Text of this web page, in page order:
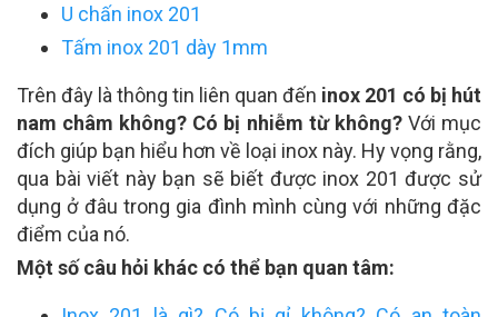
U chấn inox 201
Tấm inox 201 dày 1mm
Trên đây là thông tin liên quan đến inox 201 có bị hút
nam châm không? Có bị nhiễm từ không?Với mục
đích giúp bạn hiểu hơn về loại inox này. Hy vọng rằng,
qua bài viết này bạn sẽ biết được inox 201 được sử
dụng ở đâu trong gia đình mình cùng với những đặc
điểm của nó.
Một số câu hỏi khác có thể bạn quan tâm: